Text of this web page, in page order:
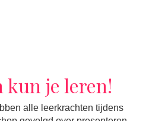
kun je leren!
alle leerkrachten tijdens